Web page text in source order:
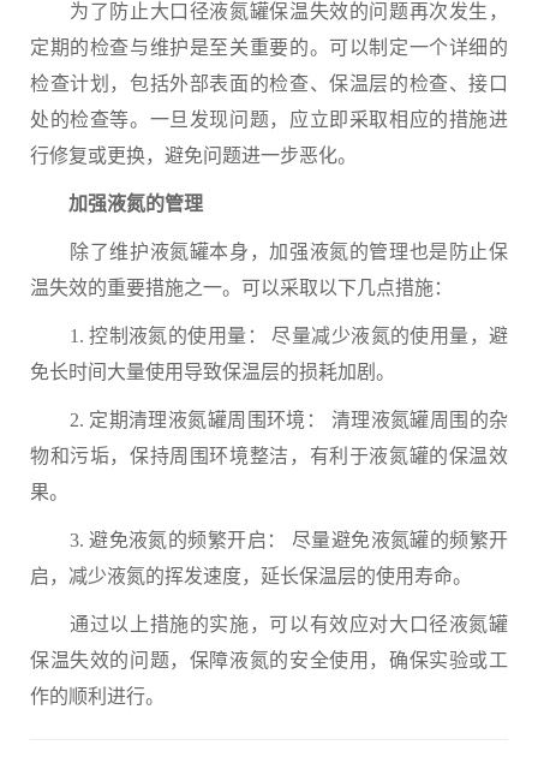
为了防止大口径液氮罐保温失效的问题再次发生，
定期的检查与维护是至关重要的。可以制定一个详细的
检查计划，包括外部表面的检查、保温层的检查、接口
处的检查等。一旦发现问题，应立即采取相应的措施进
行修复或更换，避免问题进一步恶化。
加强液氮的管理
除了维护液氮罐本身，加强液氮的管理也是防止保
温失效的重要措施之一。可以采取以下几点措施：
1. 控制液氮的使用量： 尽量减少液氮的使用量，避
免长时间大量使用导致保温层的损耗加剧。
2. 定期清理液氮罐周围环境： 清理液氮罐周围的杂
物和污垢，保持周围环境整洁，有利于液氮罐的保温效
果。
3. 避免液氮的频繁开启： 尽量避免液氮罐的频繁开
启，减少液氮的挥发速度，延长保温层的使用寿命。
通过以上措施的实施，可以有效应对大口径液氮罐
保温失效的问题，保障液氮的安全使用，确保实验或工
作的顺利进行。